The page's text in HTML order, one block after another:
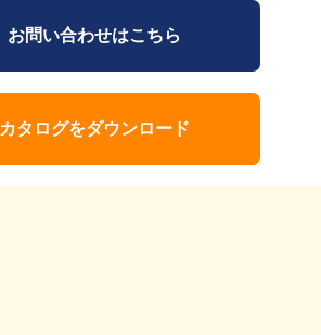
お問い合わせはこちら
カタログをダウンロード